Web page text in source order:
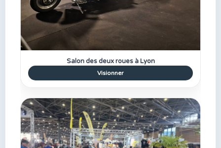
Salon des deux roues à Lyon
Visionner